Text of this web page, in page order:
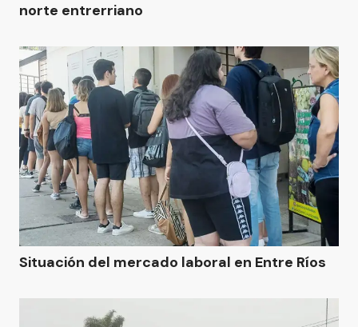
norte entrerriano
Situación del mercado laboral en Entre Ríos